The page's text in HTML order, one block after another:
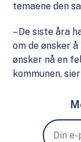
temaene den
– De siste åra
om de ønsker
ønsker nå en
kommunen,